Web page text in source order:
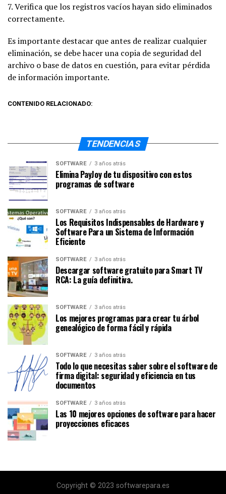
7. Verifica que los registros vacíos hayan sido eliminados
correctamente.
Es importante destacar que antes de realizar cualquier
eliminación, se debe hacer una copia de seguridad del
archivo o base de datos en cuestión, para evitar pérdida
de información importante.
CONTENIDO RELACIONADO:
TENDENCIAS
SOFTWARE 3 años atrás
Elimina PayJoy de tu dispositivo con estos
programas de software
SOFTWARE 3 años atrás
Los Requisitos Indispensables de Hardware y
Software Para un Sistema de Información
Eficiente
SOFTWARE 3 años atrás
Descargar software gratuito para Smart TV
RCA: La guía definitiva.
SOFTWARE 3 años atrás
Los mejores programas para crear tu árbol
genealógico de forma fácil y rápida
SOFTWARE 3 años atrás
Todo lo que necesitas saber sobre el software de
firma digital: seguridad y eficiencia en tus
documentos
SOFTWARE 3 años atrás
Las 10 mejores opciones de software para hacer
proyecciones eficaces
Copyright © 2023 softwarepara.es